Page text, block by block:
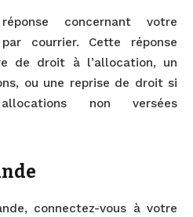
concernant votre
courrier. Cette réponse
de droit à l’allocation, un
ou une reprise de droit si
non versées
connectez-vous à votre